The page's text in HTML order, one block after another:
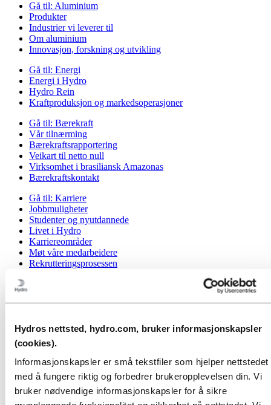
Hydros nettsted, hydro.com, bruker informasjonskapsler
(cookies).
Informasjonskapsler er små tekstfiler som hjelper nettstedet
med å fungere riktig og forbedrer brukeropplevelsen din. Vi
bruker nødvendige informasjonskapsler for å sikre
Gå til: Aluminium
Produkter
Industrier vi leverer til
Om aluminium
Innovasjon, forskning og utvikling
Gå til: Energi
Energi i Hydro
Hydro Rein
Kraftproduksjon og markedsoperasjoner
Gå til: Bærekraft
Vår tilnærming
Bærekraftsrapportering
Veikart til netto null
Virksomhet i brasiliansk Amazonas
Bærekraftskontakt
Gå til: Karriere
Jobbmuligheter
Studenter og nyutdannede
Livet i Hydro
Karriereområder
Møt våre medarbeidere
Rekrutteringsprosessen
Informasjon for aksjonærer
Mediekontakt
Nyheter
Kort om Hydro
Temasider
Bilder og video